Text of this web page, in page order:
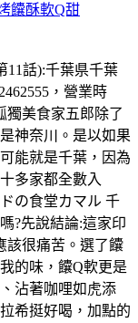
饢酥軟Q甜
11話):千葉県千葉
，營業時
獨美食家五郎除了
神奈川。是以如果
能就是千葉，因為
多家都全數入
の食堂カマル 千
?先說結論:這家印
該很痛苦。選了饢
的味，饢Q軟更是
沾著咖哩如虎添
希挺好喝，加點的